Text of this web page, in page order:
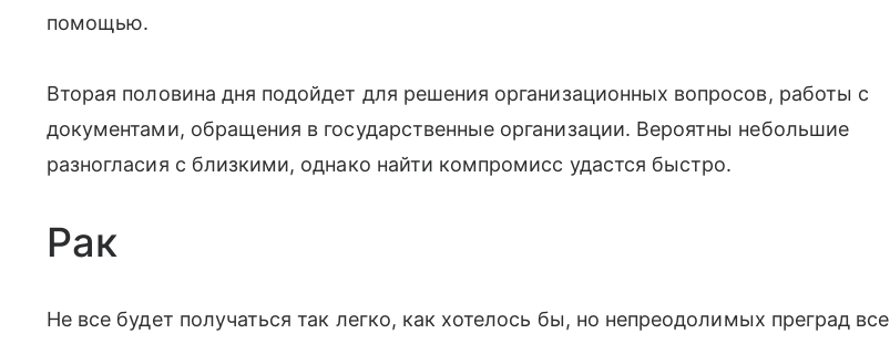
помощью.
Вторая половина дня подойдет для решения организационных вопросов, работы с
документами, обращения в государственные организации. Вероятны небольшие
разногласия с близкими, однако найти компромисс удастся быстро.
Рак
Не все будет получаться так легко, как хотелось бы, но непреодолимых преград все